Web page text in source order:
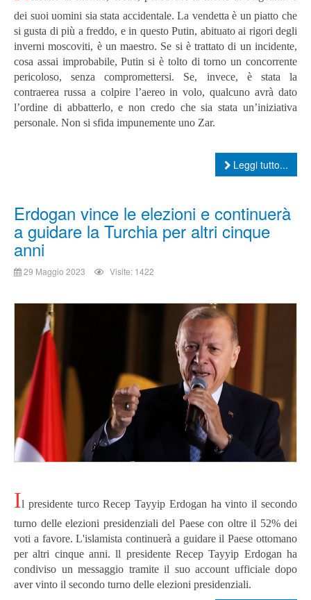
dei suoi uomini sia stata accidentale. La vendetta è un piatto che
si gusta di più a freddo, e in questo Putin, abituato ai rigori degli
inverni moscoviti, è un maestro. Se si è trattato di un incidente,
cosa assai improbabile, Putin si è tolto di torno un concorrente
pericoloso, senza compromettersi. Se, invece, è stata la
contraerea russa a colpire l’aereo in volo, qualcuno avrà dato
l’ordine di abbatterlo, e non credo che sia stata un’iniziativa
personale. Non si sfida impunemente uno Zar.
Leggi tutto...
Erdogan vince le elezioni e continuerà
a guidare la Turchia per altri cinque
anni
29 Maggio 2023 Visite: 1422
Il presidente turco Recep Tayyip Erdogan ha vinto il secondo
turno delle elezioni presidenziali del Paese con oltre il 52% dei
voti a favore. L'islamista continuerà a guidare il Paese ottomano
per altri cinque anni. ll presidente Recep Tayyip Erdogan ha
condiviso un messaggio tramite il suo account ufficiale dopo
aver vinto il secondo turno delle elezioni presidenziali.